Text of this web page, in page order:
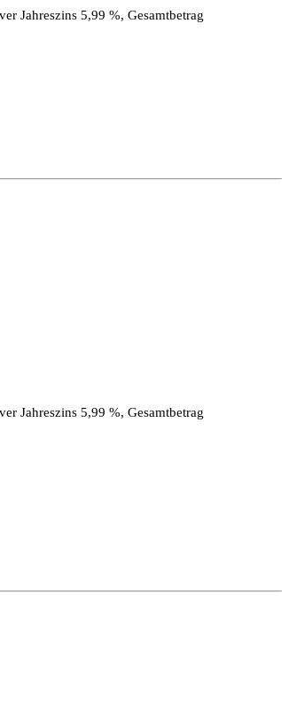
Jahreszins 5,99 %, Gesamtbetrag
Jahreszins 5,99 %, Gesamtbetrag